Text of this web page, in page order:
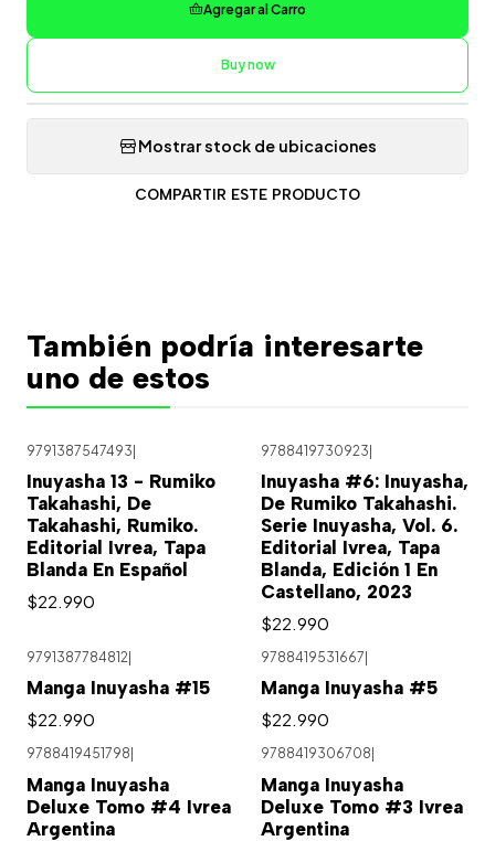
Agregar al Carro
Buy now
Mostrar stock de ubicaciones
COMPARTIR ESTE PRODUCTO
También podría interesarte
uno de estos
9791387547493|
Inuyasha 13 - Rumiko
Takahashi, De
Takahashi, Rumiko.
Editorial Ivrea, Tapa
Blanda En Español
$22.990
9788419730923|
Inuyasha #6: Inuyasha,
De Rumiko Takahashi.
Serie Inuyasha, Vol. 6.
Editorial Ivrea, Tapa
Blanda, Edición 1 En
Castellano, 2023
$22.990
9791387784812
Manga Inuyasha #15
$22.990
9788419531667
Manga Inuyasha #5
$22.990
9788419451798
Manga Inuyasha
Deluxe Tomo #4 Ivrea
Argentina
9788419306708
Manga Inuyasha
Deluxe Tomo #3 Ivrea
Argentina